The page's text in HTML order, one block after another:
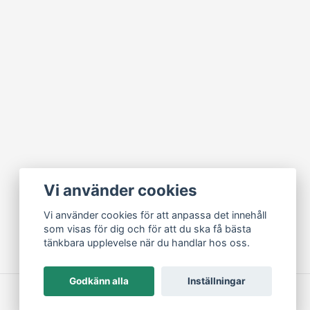
Vi använder cookies
Vi använder cookies för att anpassa det innehåll
som visas för dig och för att du ska få bästa
tänkbara upplevelse när du handlar hos oss.
Godkänn alla Inställningar